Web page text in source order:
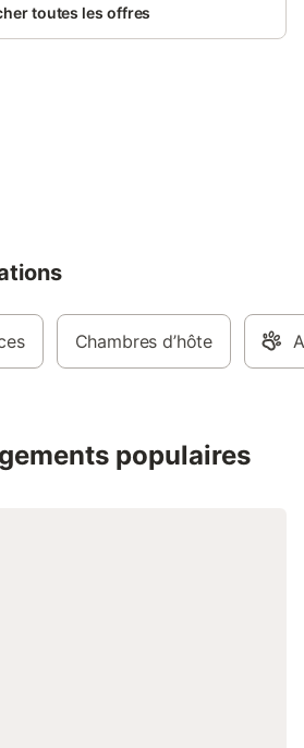
toutes les offres
Chambres d’hôte
populaires